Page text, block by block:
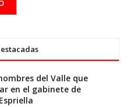
del Valle que
en el gabinete de